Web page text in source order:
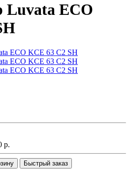
Luvata ECO
р.
Быстрый заказ